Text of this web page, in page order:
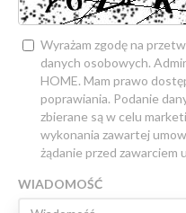
Wyrażam zgodę na
danych osobowych.
HOME. Mam prawo
poprawiania. Podanie
zbierane są w celu
wykonania zawartej
żądanie przed zawarciem
WIADOMOŚĆ